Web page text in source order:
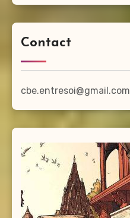
Contact
cbe.entresoi@gmail.com